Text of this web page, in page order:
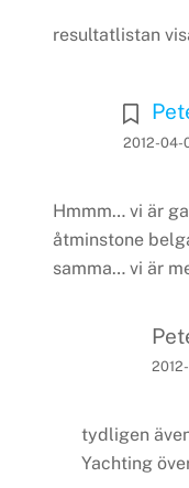
resultatlistan
2012-04-
Hmmm… vi är
åtminstone
samma… vi är
tydligen
Yachting